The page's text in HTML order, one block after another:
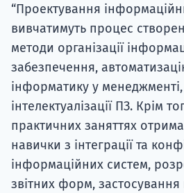
“Проектування
вивчатимуть процес
методи організації
забезпечення,
інформатику у
інтелектуалізації ПЗ. Крім
практичних заняттях
навички з інтеграції та
інформаційних систем,
звітних форм,